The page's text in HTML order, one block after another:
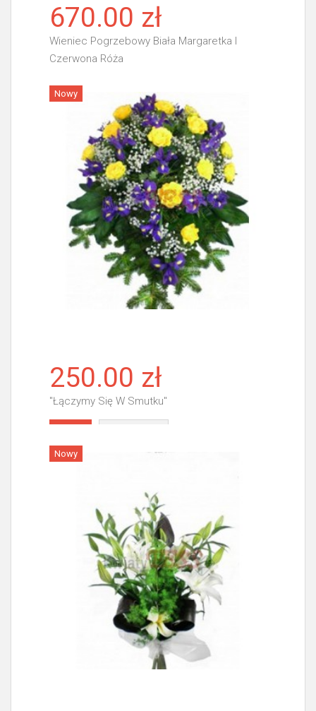
670.00 zł
Wieniec Pogrzebowy Biała Margaretka I
Czerwona Róża
Więcej
Nowy
250.00 zł
"Łączymy Się W Smutku"
Nowy